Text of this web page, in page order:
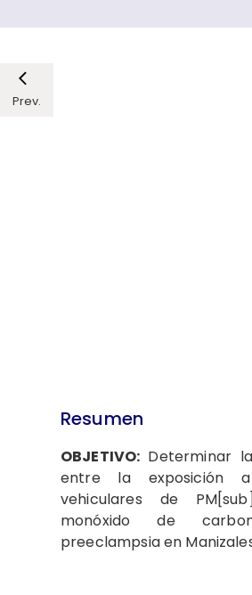
Prev.
Resumen
OBJETIVO: Determinar
entre la exposición a
vehiculares de
monóxido de
preeclampsia en